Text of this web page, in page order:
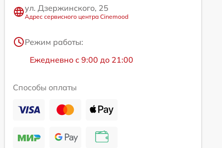
ул. Дзержинского, 25
Адрес сервисного центра Cinemood
Режим работы:
Ежедневно с 9:00 до 21:00
Способы оплаты